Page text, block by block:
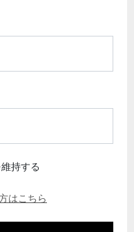
持する
はこちら